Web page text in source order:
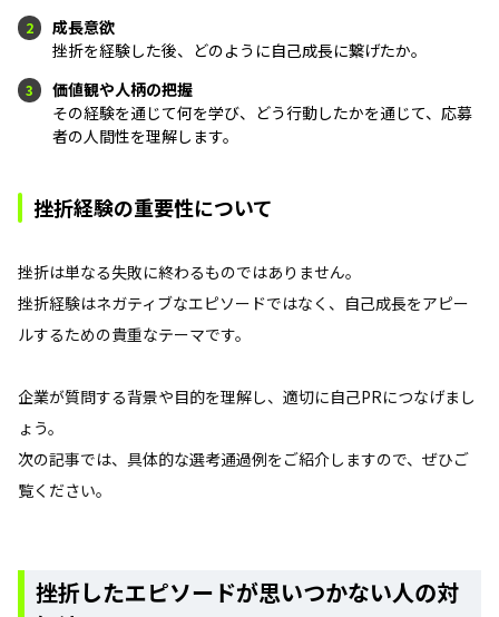
2
成長意欲
挫折を経験した後、どのように自己成長に繋げたか。
3
価値観や人柄の把握
その経験を通じて何を学び、どう行動したかを通じて、応募
者の人間性を理解します。
挫折経験の重要性について
挫折は単なる失敗に終わるものではありません。
挫折経験はネガティブなエピソードではなく、自己成長をアピー
ルするための貴重なテーマです。
企業が質問する背景や目的を理解し、適切に自己PRにつなげまし
ょう。
次の記事では、具体的な選考通過例をご紹介しますので、ぜひご
覧ください。
挫折したエピソードが思いつかない人の対